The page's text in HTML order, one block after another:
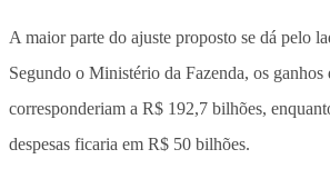
A maior parte do ajuste proposto se dá pelo
Segundo o Ministério da Fazenda, os ganhos
corresponderiam a R$ 192,7 bilhões,
despesas ficaria em R$ 50 bilhões.